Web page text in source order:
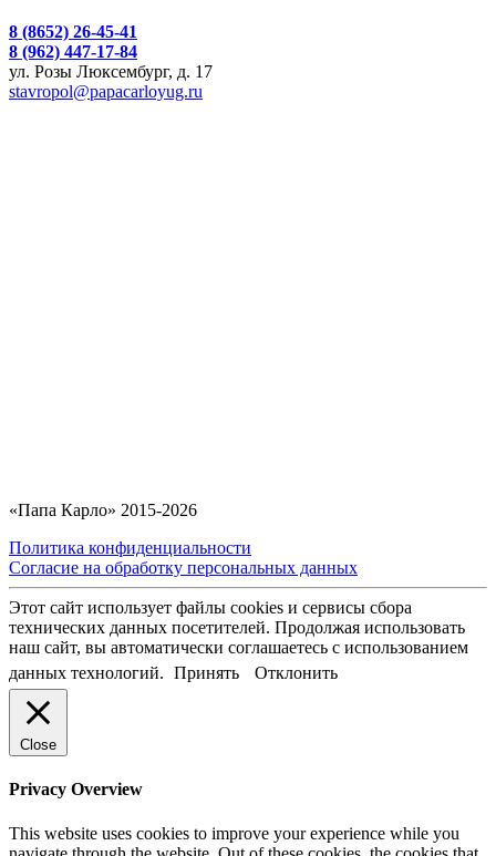
8 (8652) 26-45-41
8 (962) 447-17-84
ул. Розы Люксембург, д. 17
stavropol@papacarloyug.ru
«Папа Карло» 2015-2026
Политика конфиденциальности
Согласие на обработку персональных данных
Этот сайт использует файлы cookies и сервисы сбора
технических данных посетителей. Продолжая использовать
наш сайт, вы автоматически соглашаетесь с использованием
данных технологий. Принять Отклонить
Close
Privacy Overview
This website uses cookies to improve your experience while you